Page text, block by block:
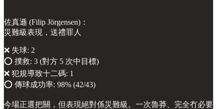
佐真遜 (Filip Jörgensen)：
災難級表現，送禮罪人
❌ 失球: 2
⭕️ 撲救: 3 (對方 5 次中目標)
❌ 犯規導致十二碼: 1
⭕️ 傳球成功率: 98% (42/43)
今場正選把關，但表現絕對係災難級。一次魯莽、完全冇必要